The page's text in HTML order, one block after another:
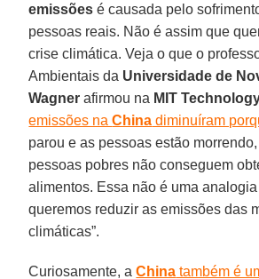
emissões é causada pelo
pessoas reais. Não é assim que
crise climática. Veja o que o
Ambientais da Universidade de
Wagner afirmou na MIT
emissões naChina diminuíram
parou e as pessoas estão
pessoas pobres não conseguem
alimentos. Essa não é uma
queremos reduzir as emissões das
climáticas”.
Curiosamente, aChina também é